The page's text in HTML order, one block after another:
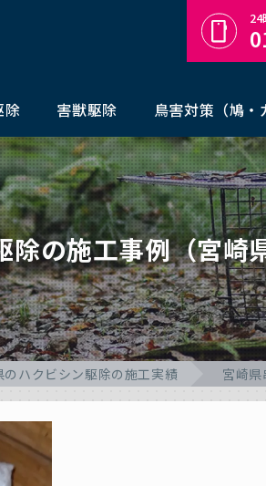
除 害獣駆除 鳥害対策（鳩・
除の施工事例（宮崎
のハクビシン駆除の施工実績 宮崎